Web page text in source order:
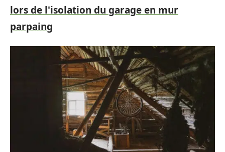
lors de l'isolation du garage en mur
parpaing